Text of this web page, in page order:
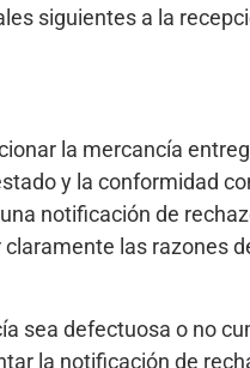
siguientes a la
la mercancía
y la conformidad
notificación de
las razones
sea defectuosa o no
la notificación de